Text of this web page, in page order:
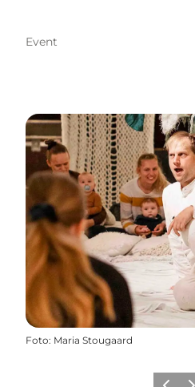
Event
Foto: Maria Stougaard